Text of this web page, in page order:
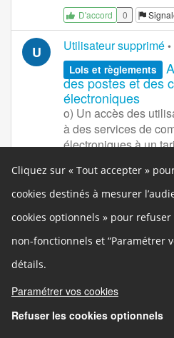
D'accord 0
U Utilisateur supprimé •
Lois et règlements
des postes et des
électroniques
o) Un accès des
à des services de
électroniques à un
bénéficie la majorité
décret fixe les
dossier de
informations visées
services, les règles
D'accord
Cliquez sur « Tout accepter »
cookies destinés à mesurer
cookies optionnels » pour refuser
non-fonctionnels et “Paramétrer
détails.
Paramétrer vos cookies
Refuser les cookies optionnels